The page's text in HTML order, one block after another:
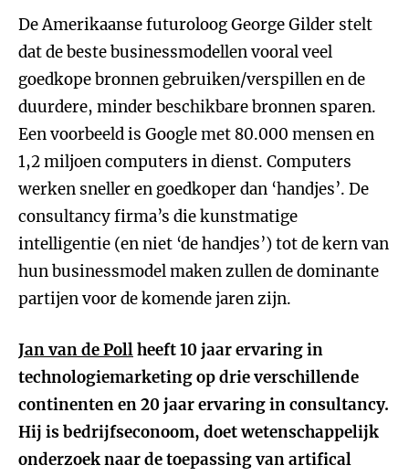
De Amerikaanse futuroloog George Gilder stelt
dat de beste businessmodellen vooral veel
goedkope bronnen gebruiken/verspillen en de
duurdere, minder beschikbare bronnen sparen.
Een voorbeeld is Google met 80.000 mensen en
1,2 miljoen computers in dienst. Computers
werken sneller en goedkoper dan ‘handjes’. De
consultancy firma’s die kunstmatige
intelligentie (en niet ‘de handjes’) tot de kern van
hun businessmodel maken zullen de dominante
partijen voor de komende jaren zijn.
Jan van de Pollheeft 10 jaar ervaring in
technologiemarketing op drie verschillende
continenten en 20 jaar ervaring in consultancy.
Hij is bedrijfseconoom, doet wetenschappelijk
onderzoek naar de toepassing van artifical